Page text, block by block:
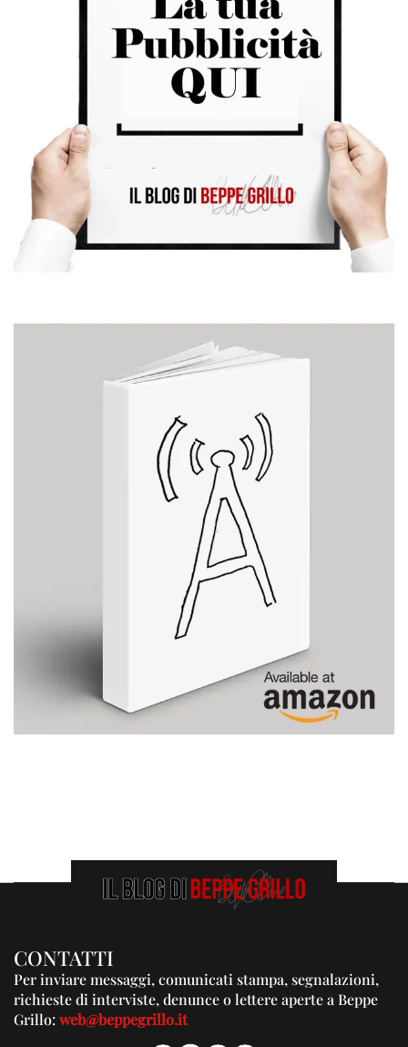
CONTATTI
Per inviare messaggi, comunicati stampa, segnalazioni,
richieste di interviste, denunce o lettere aperte a Beppe
Grillo:web@beppegrillo.it